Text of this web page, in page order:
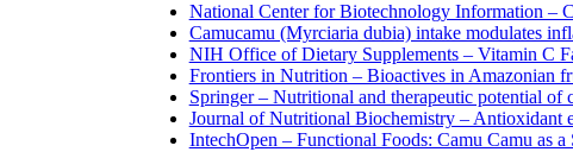
National Center for Biotechnology Information –
Camucamu (Myrciaria dubia) intake modulates
NIH Office of Dietary Supplements – Vitamin C
Frontiers in Nutrition – Bioactives in Amazonian
Springer – Nutritional and therapeutic potential of
Journal of Nutritional Biochemistry – Antioxidant
IntechOpen – Functional Foods: Camu Camu as